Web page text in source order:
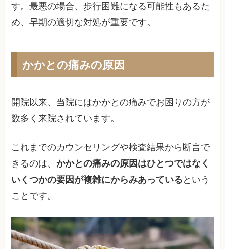
す。最悪の場合、歩行困難になる可能性もあるた
め、早期の適切な対処が重要です。
かかとの痛みの原因
開院以来、当院にはかかとの痛みでお困りの方が
数多く来院されています。
これまでのカウンセリングや検査結果から断言で
きるのは、かかとの痛みの原因はひとつではなく
いくつかの要因が複雑にからみあっている という
ことです。